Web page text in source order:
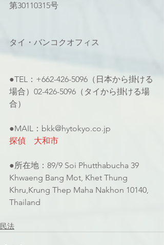
第30110315号
タイ・バンコクオフィス
●TEL：+662-426-5096（日本から掛ける
場合）02-426-5096（タイから掛ける場
合）
●MAIL：bkk@hytokyo.co.jp
探偵　大和市
●所在地：89/9 Soi Phutthabucha 39
Khwaeng Bang Mot, Khet Thung
Khru,Krung Thep Maha Nakhon 10140,
Thailand
民法